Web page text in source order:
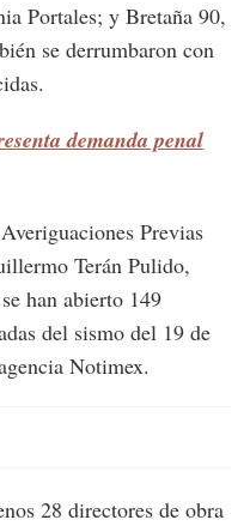
Portales; y Bretaña 90,
se derrumbaron con
demanda penal
Previas
Terán Pulido,
han abierto 149
del sismo del 19 de
Notimex.
28 directores de obra